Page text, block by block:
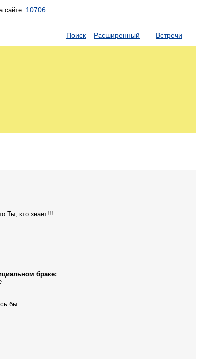
сайте: 10706
Поиск Расширенный Встречи
Ты, кто знает!!!
браке:
бы